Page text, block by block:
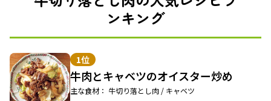
ンキング
1位
牛肉とキャベツのオイスター炒め
主な食材： 牛切り落とし肉 / キャベツ